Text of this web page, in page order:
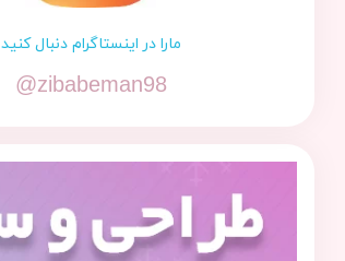
مارا در اینستاگرام دنبال کنید
@zibabeman98